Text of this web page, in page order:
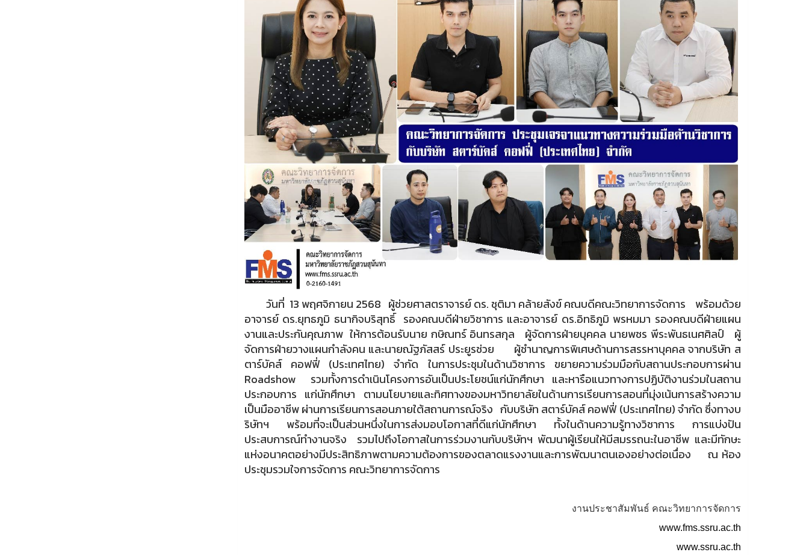
วันที่ 13 พฤศจิกายน 2568 ผู้ช่วยศาสตราจารย์ ดร. ชุติมา คล้ายสังข์ คณบดีคณะวิทยาการจัดการ พร้อมด้วย
อาจารย์ ดร.ยุทธภูมิ ธนากิจบริสุทธิ์ รองคณบดีฝ่ายวิชาการ และอาจารย์ ดร.อิทธิภูมิ พรหมมา รองคณบดีฝ่ายแผน
งานและประกันคุณภาพ ให้การต้อนรับนาย กษิณทร์ อินทรสกุล ผู้จัดการฝ่ายบุคคล นายพชร พีระพันธเนศศิลป์ ผู้
จัดการฝ่ายวางแผนกำลังคน และนายณัฐภัสสร์ ประยูรช่วย ผู้ชำนาญการพิเศษด้านการสรรหาบุคคล จากบริษัท ส
ตาร์บัคส์ คอฟฟี่ (ประเทศไทย) จำกัด ในการประชุมในด้านวิชาการ ขยายความร่วมมือกับสถานประกอบการผ่าน
Roadshow รวมทั้งการดำเนินโครงการอันเป็นประโยชน์แก่นักศึกษา และหารือแนวทางการปฏิบัติงานร่วมในสถาน
ประกอบการ แก่นักศึกษา ตามนโยบายและทิศทางของมหาวิทยาลัยในด้านการเรียนการสอนที่มุ่งเน้นการสร้างความ
เป็นมืออาชีพ ผ่านการเรียนการสอนภายใต้สถานการณ์จริง กับบริษัท สตาร์บัคส์ คอฟฟี่ (ประเทศไทย) จำกัด ซึ่งทางบ
ริษัทฯ พร้อมที่จะเป็นส่วนหนึ่งในการส่งมอบโอกาสที่ดีแก่นักศึกษา ทั้งในด้านความรู้ทางวิชาการ การแบ่งปัน
ประสบการณ์ทำงานจริง รวมไปถึงโอกาสในการร่วมงานกับบริษัทฯ พัฒนาผู้เรียนให้มีสมรรถนะในอาชีพ และมีทักษะ
แห่งอนาคตอย่างมีประสิทธิภาพตามความต้องการของตลาดแรงงานและการพัฒนาตนเองอย่างต่อเนื่อง ณ ห้อง
ประชุมรวมใจการจัดการ คณะวิทยาการจัดการ
งานประชาสัมพันธ์ คณะวิทยาการจัดการ
www.fms.ssru.ac.th
www.ssru.ac.th